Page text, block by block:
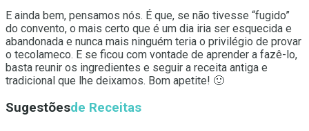
E ainda bem, pensamos nós. É que, se não tivesse “fugido”
do convento, o mais certo que é um dia iria ser esquecida e
abandonada e nunca mais ninguém teria o privilégio de provar
o tecolameco. E se ficou com vontade de aprender a fazê-lo,
basta reunir os ingredientes e seguir a receita antiga e
tradicional que lhe deixamos. Bom apetite! 🙂
Sugestõesde Receitas